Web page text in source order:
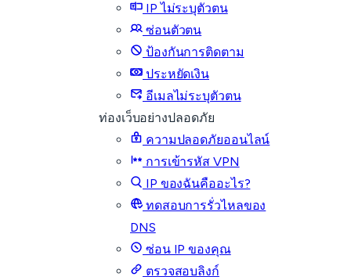
IP ไม่ระบุตัวตน
ซ่อนตัวตน
ป้องกันการติดตาม
ประหยัดเงิน
อีเมลไม่ระบุตัวตน
ท่องเว็บอย่างปลอดภัย
ความปลอดภัยออนไลน์
การเข้ารหัส VPN
IP ของฉันคืออะไร?
ทดสอบการรั่วไหลของ
DNS
ซ่อน IP ของคุณ
ตรวจสอบลิงก์